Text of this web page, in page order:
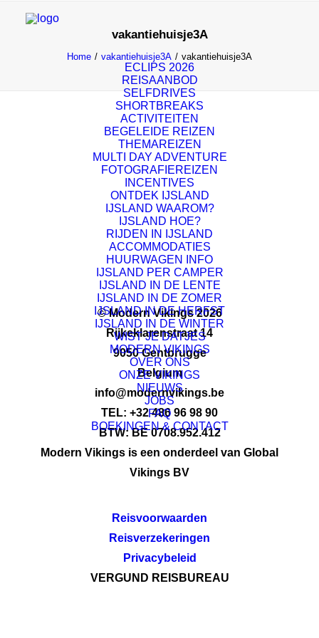
ECLIPS 2026
REISAANBOD
SELFDRIVES
SHORTBREAKS
ACTIVITEITEN
BEGELEIDE REIZEN
THEMAREIZEN
MULTI DAY ADVENTURE
FOTOGRAFIEREIZEN
INCENTIVES
ONTDEK IJSLAND
IJSLAND WAAROM?
IJSLAND HOE?
RIJDEN IN IJSLAND
ACCOMMODATIES
HUURWAGEN INFO
IJSLAND PER CAMPER
IJSLAND IN DE LENTE
IJSLAND IN DE ZOMER
IJSLAND IN DE HERFST
IJSLAND IN DE WINTER
WIST JE DATJES
MODERN VIKINGS
OVER ONS
ONZE VIKINGS
NIEUWS
JOBS
FAQ
BOEKINGEN & CONTACT
vakantiehuisje3A
Home vakantiehuisje3A vakantiehuisje3A
© Modern Vikings 2026
Rijkeklarenstraat 14
9050 Gentbrugge
Belgium
info@modernvikings.be
TEL: +32 486 96 98 90
BTW: BE 0708.952.412
Modern Vikings is een onderdeel van Global
Vikings BV
Reisvoorwaarden
Reisverzekeringen
Privacybeleid
VERGUND REISBUREAU